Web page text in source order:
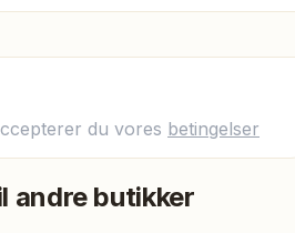
du vores betingelser
andre butikker